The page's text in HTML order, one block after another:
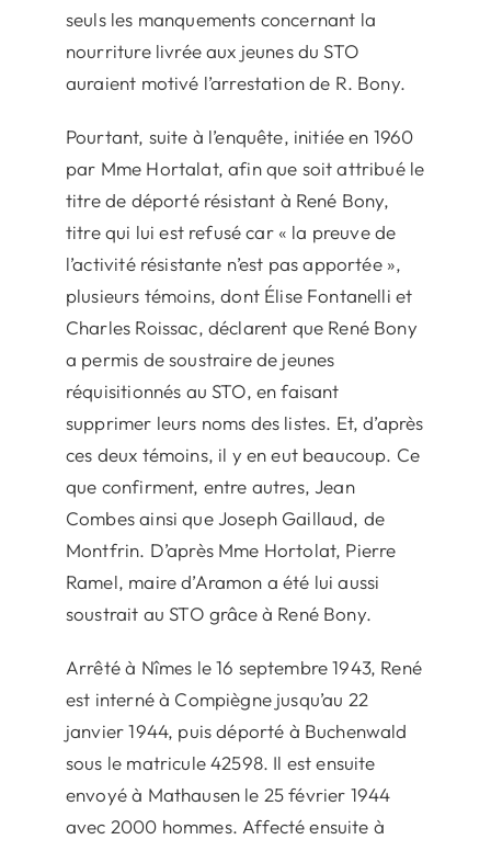
seuls les manquements concernant la
nourriture livrée aux jeunes du STO
auraient motivé l’arrestation de R. Bony.
Pourtant, suite à l’enquête, initiée en 1960
par Mme Hortalat, afin que soit attribué le
titre de déporté résistant à René Bony,
titre qui lui est refusé car « la preuve de
l’activité résistante n’est pas apportée »,
plusieurs témoins, dont Élise Fontanelli et
Charles Roissac, déclarent que René Bony
a permis de soustraire de jeunes
réquisitionnés au STO, en faisant
supprimer leurs noms des listes. Et, d’après
ces deux témoins, il y en eut beaucoup. Ce
que confirment, entre autres, Jean
Combes ainsi que Joseph Gaillaud, de
Montfrin. D’après Mme Hortolat, Pierre
Ramel, maire d’Aramon a été lui aussi
soustrait au STO grâce à René Bony.
Arrêté à Nîmes le 16 septembre 1943, René
est interné à Compiègne jusqu’au 22
janvier 1944, puis déporté à Buchenwald
sous le matricule 42598. Il est ensuite
envoyé à Mathausen le 25 février 1944
avec 2000 hommes. Affecté ensuite à